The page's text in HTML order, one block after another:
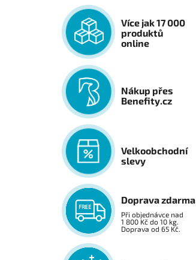
Více jak 17 000
produktů
online
Nákup přes
Benefity.cz
Velkoobchodní
slevy
Doprava zdarma
Při objednávce nad
1 800 Kč do 10 kg.
Doprava od 65 Kč.